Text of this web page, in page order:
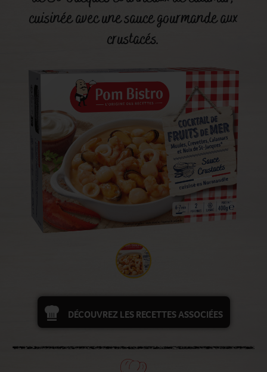
cuisinée avec une sauce gourmande aux
crustacés.
DÉCOUVREZ LES RECETTES ASSOCIÉES